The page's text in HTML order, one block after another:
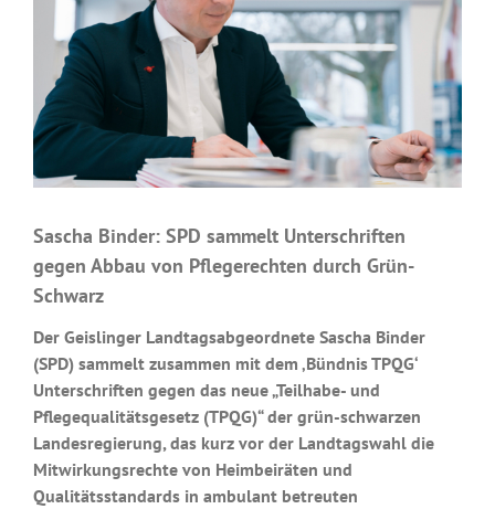
Sascha Binder: SPD sammelt Unterschriften
gegen Abbau von Pflegerechten durch Grün-
Schwarz
Der Geislinger Landtagsabgeordnete Sascha Binder
(SPD) sammelt zusammen mit dem ‚Bündnis TPQG‘
Unterschriften gegen das neue „Teilhabe- und
Pflegequalitätsgesetz (TPQG)“ der grün-schwarzen
Landesregierung, das kurz vor der Landtagswahl die
Mitwirkungsrechte von Heimbeiräten und
Qualitätsstandards in ambulant betreuten